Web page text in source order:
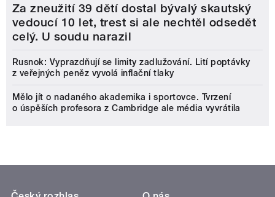
Za zneužití 39 dětí dostal bývalý skautský
vedoucí 10 let, trest si ale nechtěl odsedět
celý. U soudu narazil
Rusnok: Vyprazdňují se limity zadlužování. Lití poptávky
z veřejných peněz vyvolá inflační tlaky
Mělo jít o nadaného akademika i sportovce. Tvrzení
o úspěších profesora z Cambridge ale média vyvrátila